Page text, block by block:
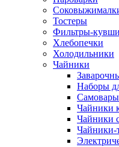
Тостеры
Фильтры-
Хлебопечки
Холодильники
Чайники
Наборы
Самовары
Чайники
Чайники
Чайники-